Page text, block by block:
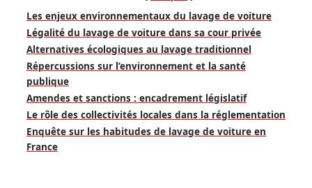
Les enjeux environnementaux du lavage de voiture
Légalité du lavage de voiture dans sa cour privée
Alternatives écologiques au lavage traditionnel
Répercussions sur l’environnement et la santé
publique
Amendes et sanctions : encadrement législatif
Le rôle des collectivités locales dans la réglementation
Enquête sur les habitudes de lavage de voiture en
France